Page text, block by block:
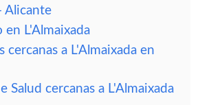
Alicante
en L'Almaixada
cercanas a L'Almaixada en
Salud cercanas a L'Almaixada